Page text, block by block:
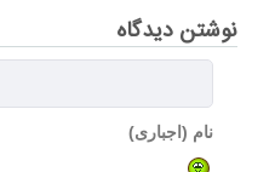
نوشتن دیدگاه
نام (اجباری)